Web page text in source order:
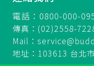
電話：0800-000-
傳真：(02)2558-
Mail：
地址：103613 台北